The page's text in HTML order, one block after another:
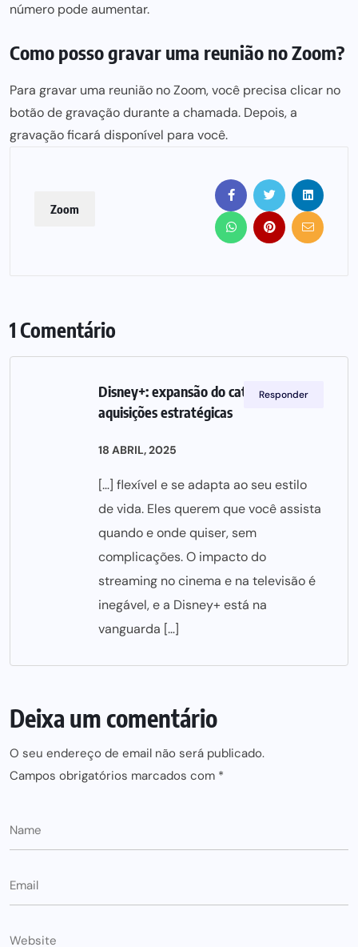
número pode aumentar.
Como posso gravar uma reunião no Zoom?
Para gravar uma reunião no Zoom, você precisa clicar no
botão de gravação durante a chamada. Depois, a
gravação ficará disponível para você.
Zoom
1 Comentário
Disney+: expansão do catálogo com
aquisições estratégicas
18 ABRIL, 2025
[…] flexível e se adapta ao seu estilo
de vida. Eles querem que você assista
quando e onde quiser, sem
complicações. O impacto do
streaming no cinema e na televisão é
inegável, e a Disney+ está na
vanguarda […]
Responder
Deixa um comentário
O seu endereço de email não será publicado.
Campos obrigatórios marcados com *